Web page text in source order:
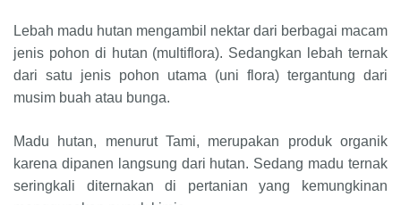
Lebah madu hutan mengambil nektar dari berbagai macam
jenis pohon di hutan (multiflora). Sedangkan lebah ternak
dari satu jenis pohon utama (uni flora) tergantung dari
musim buah atau bunga.
Madu hutan, menurut Tami, merupakan produk organik
karena dipanen langsung dari hutan. Sedang madu ternak
seringkali diternakan di pertanian yang kemungkinan